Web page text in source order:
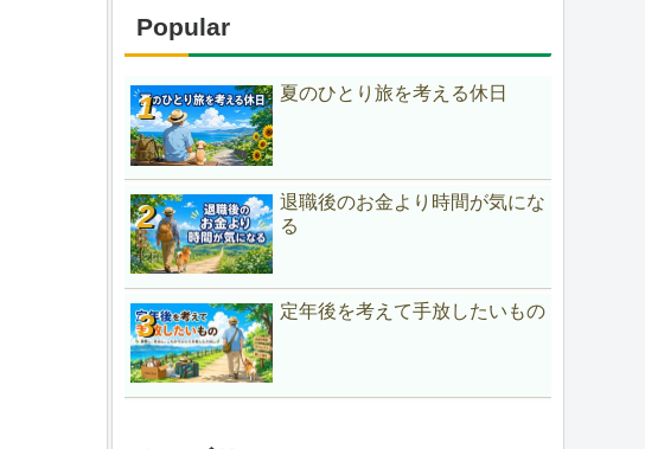
Popular
夏のひとり旅を考える休日
退職後のお金より時間が気にな
る
定年後を考えて手放したいもの